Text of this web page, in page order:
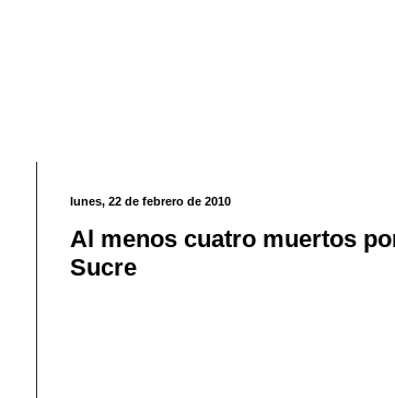
lunes, 22 de febrero de 2010
Al menos cuatro muertos
Sucre